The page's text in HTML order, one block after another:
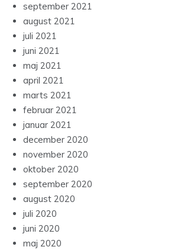
september 2021
august 2021
juli 2021
juni 2021
maj 2021
april 2021
marts 2021
februar 2021
januar 2021
december 2020
november 2020
oktober 2020
september 2020
august 2020
juli 2020
juni 2020
maj 2020